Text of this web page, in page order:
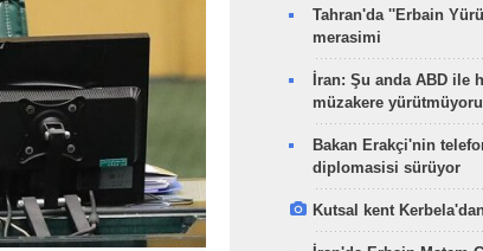
Tahran'da ''Erbain
merasimi
İran: Şu anda ABD ile
müzakere
Bakan Erakçi'nin
diplomasisi sürüyor
Kutsal kent